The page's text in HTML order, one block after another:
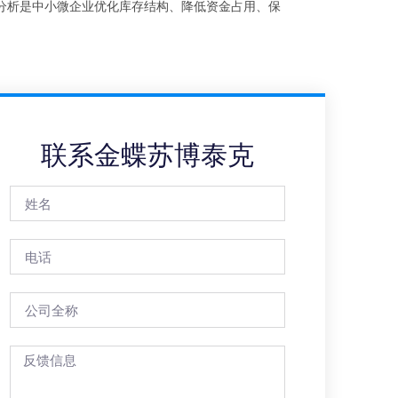
析是中小微企业优化库存结构、降低资金占用、保
联系金蝶苏博泰克